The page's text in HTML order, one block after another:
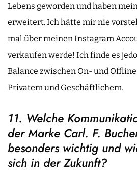
Lebens geworden und haben
erweitert. Ich hätte mir nie
mal über meinen Instagram
verkaufen werde! Ich finde es
Balance zwischen On- und
Privatem und Geschäftlichem.
11. Welche
der Marke Carl. F.
besonders wichtig und
sich in der Zukunft?